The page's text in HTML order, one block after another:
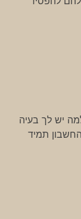
יש לך בעיה
החשבון תמיד